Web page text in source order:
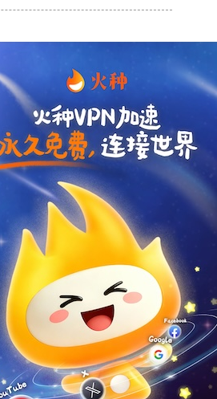
支持
支持[0] 反对[0]
支持[0] 反对[0]
旋风加速器
加速 狂飙加速器
哔咔漫画
快鸭加速器app 猴王加速器